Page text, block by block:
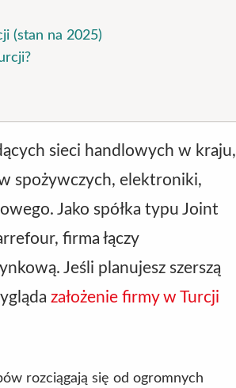
(stan na 2025)
sieci handlowych w kraju,
spożywczych, elektroniki,
Jako spółka typu Joint
firma łączy
Jeśli planujesz szerszą
założenie firmy w Turcji
rozciągają się od ogromnych